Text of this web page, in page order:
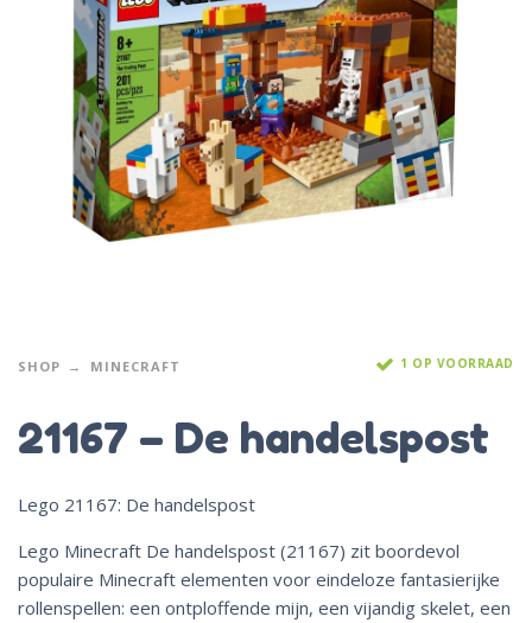
SHOP MINECRAFT 1 OP VOORRAAD
21167 – De handelspost
Lego 21167: De handelspost
Lego Minecraft De handelspost (21167) zit boordevol
populaire Minecraft elementen voor eindeloze fantasierijke
rollenspellen: een ontploffende mijn, een vijandig skelet, een